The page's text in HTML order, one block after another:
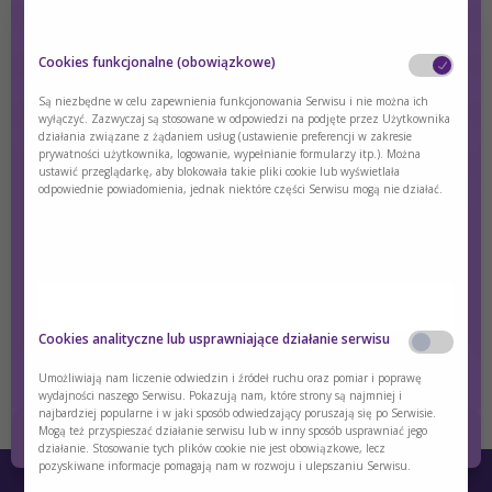
pacjentów z chorobą Alzheimera, poradnik dla pacjentów po
udarze mózgu, porady rehabilitacyjne dla pacjentów po
udarze mózgu.
Zapraszamy dozalogowanialub
zakresu medycyny, farmacji, pielęgniarstwa,
Tak Nie
Cookies funkcjonalne (obowiązkowe)
Są niezbędne w celu zapewnienia funkcjonowania Serwisu i nie można ich
wyłączyć. Zazwyczaj są stosowane w odpowiedzi na podjęte przez Użytkownika
działania związane z żądaniem usług (ustawienie preferencji w zakresie
prywatności użytkownika, logowanie, wypełnianie formularzy itp.). Można
ustawić przeglądarkę, aby blokowała takie pliki cookie lub wyświetlała
odpowiednie powiadomienia, jednak niektóre części Serwisu mogą nie działać.
Cookies analityczne lub usprawniające działanie serwisu
Umożliwiają nam liczenie odwiedzin i źródeł ruchu oraz pomiar i poprawę
wydajności naszego Serwisu. Pokazują nam, które strony są najmniej i
najbardziej popularne i w jaki sposób odwiedzający poruszają się po Serwisie.
Mogą też przyspieszać działanie serwisu lub w inny sposób usprawniać jego
działanie. Stosowanie tych plików cookie nie jest obowiązkowe, lecz
pozyskiwane informacje pomagają nam w rozwoju i ulepszaniu Serwisu.